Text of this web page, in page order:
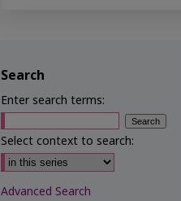
Search
Enter search terms:
Select context to search:
Advanced Search